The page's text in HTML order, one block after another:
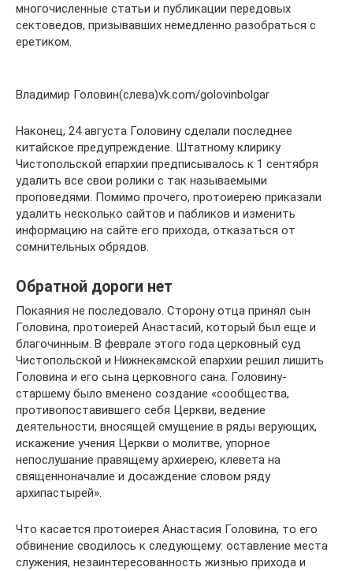
многочисленные статьи и публикации передовых
сектоведов, призывавших немедленно разобраться с
еретиком.
Владимир Головин(слева)vk.com/golovinbolgar
Наконец, 24 августа Головину сделали последнее
китайское предупреждение. Штатному клирику
Чистопольской епархии предписывалось к 1 сентября
удалить все свои ролики с так называемыми
проповедями. Помимо прочего, протоиерею приказали
удалить несколько сайтов и пабликов и изменить
информацию на сайте его прихода, отказаться от
сомнительных обрядов.
Обратной дороги нет
Покаяния не последовало. Сторону отца принял сын
Головина, протоиерей Анастасий, который был еще и
благочинным. В феврале этого года церковный суд
Чистопольской и Нижнекамской епархии решил лишить
Головина и его сына церковного сана. Головину-
старшему было вменено создание «сообщества,
противопоставившего себя Церкви, ведение
деятельности, вносящей смущение в ряды верующих,
искажение учения Церкви о молитве, упорное
непослушание правящему архиерею, клевета на
священноначалие и досаждение словом ряду
архипастырей».
Что касается протоиерея Анастасия Головина, то его
обвинение сводилось к следующему: оставление места
служения, незаинтересованность жизнью прихода и